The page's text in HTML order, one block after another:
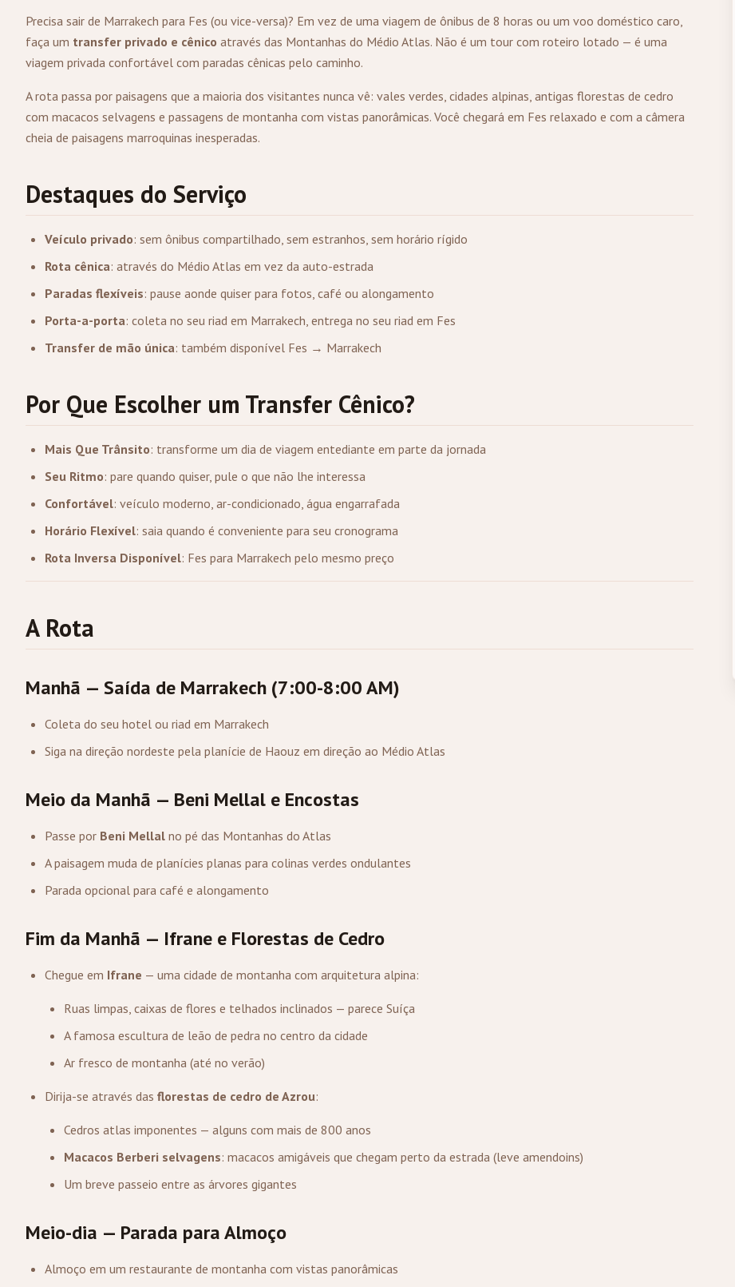
Precisa sair de Marrakech para Fes (ou vice-versa)? Em vez de uma viagem de ônibus de 8 horas ou um voo doméstico caro,
faça um transfer privado e cênico através das Montanhas do Médio Atlas. Não é um tour com roteiro lotado — é uma
viagem privada confortável com paradas cênicas pelo caminho.
A rota passa por paisagens que a maioria dos visitantes nunca vê: vales verdes, cidades alpinas, antigas florestas de cedro
com macacos selvagens e passagens de montanha com vistas panorâmicas. Você chegará em Fes relaxado e com a câmera
cheia de paisagens marroquinas inesperadas.
Destaques do Serviço
Veículo privado: sem ônibus compartilhado, sem estranhos, sem horário rígido
Rota cênica: através do Médio Atlas em vez da auto-estrada
Paradas flexíveis: pause aonde quiser para fotos, café ou alongamento
Porta-a-porta: coleta no seu riad em Marrakech, entrega no seu riad em Fes
Transfer de mão única: também disponível Fes → Marrakech
Por Que Escolher um Transfer Cênico?
Mais Que Trânsito: transforme um dia de viagem entediante em parte da jornada
Seu Ritmo: pare quando quiser, pule o que não lhe interessa
Confortável: veículo moderno, ar-condicionado, água engarrafada
Horário Flexível: saia quando é conveniente para seu cronograma
Rota Inversa Disponível: Fes para Marrakech pelo mesmo preço
A Rota
Manhã — Saída de Marrakech (7:00-8:00 AM)
Coleta do seu hotel ou riad em Marrakech
Siga na direção nordeste pela planície de Haouz em direção ao Médio Atlas
Meio da Manhã — Beni Mellal e Encostas
Passe por Beni Mellal no pé das Montanhas do Atlas
A paisagem muda de planícies planas para colinas verdes ondulantes
Parada opcional para café e alongamento
Fim da Manhã — Ifrane e Florestas de Cedro
Chegue em Ifrane — uma cidade de montanha com arquitetura alpina:
Ruas limpas, caixas de flores e telhados inclinados — parece Suíça
A famosa escultura de leão de pedra no centro da cidade
Ar fresco de montanha (até no verão)
Dirija-se através das florestas de cedro de Azrou:
Cedros atlas imponentes — alguns com mais de 800 anos
Macacos Berberi selvagens: macacos amigáveis que chegam perto da estrada (leve amendoins)
Um breve passeio entre as árvores gigantes
Meio-dia — Parada para Almoço
Almoço em um restaurante de montanha com vistas panorâmicas